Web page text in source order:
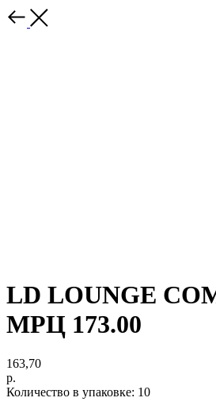
LD LOUNGE
МРЦ 173.00
163,70
р.
Количество в упаковке: 10